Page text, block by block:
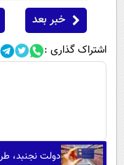
خبر بعد
اشتراک گذاری :
دولت نجنبد،